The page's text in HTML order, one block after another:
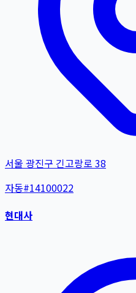
서울 광진구 긴고랑로 38
자동#14100022
현대사